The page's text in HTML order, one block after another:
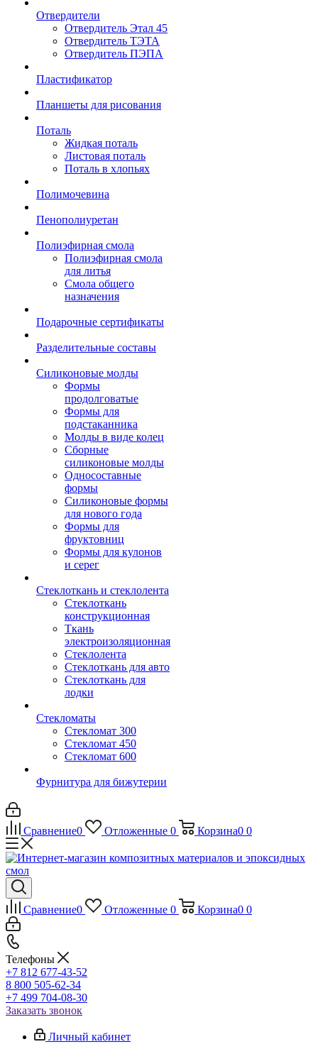
Отвердители
Отвердитель Этал 45
Отвердитель ТЭТА
Отвердитель ПЭПА
Пластификатор
Планшеты для рисования
Поталь
Жидкая поталь
Листовая поталь
Поталь в хлопьях
Полимочевина
Пенополиуретан
Полиэфирная смола
Полиэфирная смола
для литья
Смола общего
назначения
Подарочные сертификаты
Разделительные составы
Силиконовые молды
Формы
продолговатые
Формы для
подстаканника
Молды в виде колец
Сборные
силиконовые молды
Односоставные
формы
Силиконовые формы
для нового года
Формы для
фруктовниц
Формы для кулонов
и серег
Стеклоткань и стеклолента
Стеклоткань
конструкционная
Ткань
электроизоляционная
Стеклолента
Стеклоткань для авто
Стеклоткань для
лодки
Стекломаты
Стекломат 300
Стекломат 450
Стекломат 600
Фурнитура для бижутерии
Сравнение0 Отложенные 0 Корзина0 0
Сравнение0 Отложенные 0 Корзина0 0
Телефоны
+7 812 677-43-52
8 800 505-62-34
+7 499 704-08-30
Заказать звонок
Личный кабинет